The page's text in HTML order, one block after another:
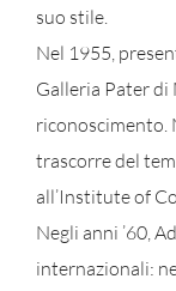
suo stile.
Nel 1955,
Galleria Pater
riconoscimento.
trascorre del
all’Institute of
Negli anni ’60,
internazionali: